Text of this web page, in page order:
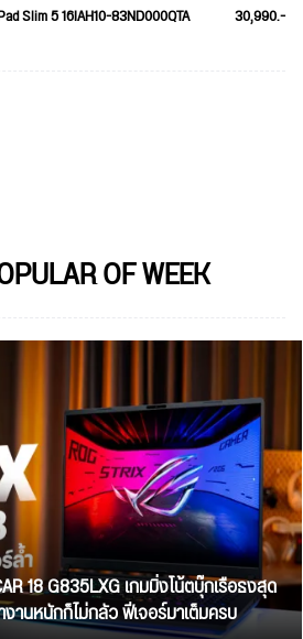
Slim 5 16IAH10-83ND000QTA 30,990.-
OF WEEK
18 G835LXG เกมมิ่งโน้ตบุ๊กเรือธงสุด
านหนักก็ไม่กลัว ฟีเจอร์มาเต็มครบ